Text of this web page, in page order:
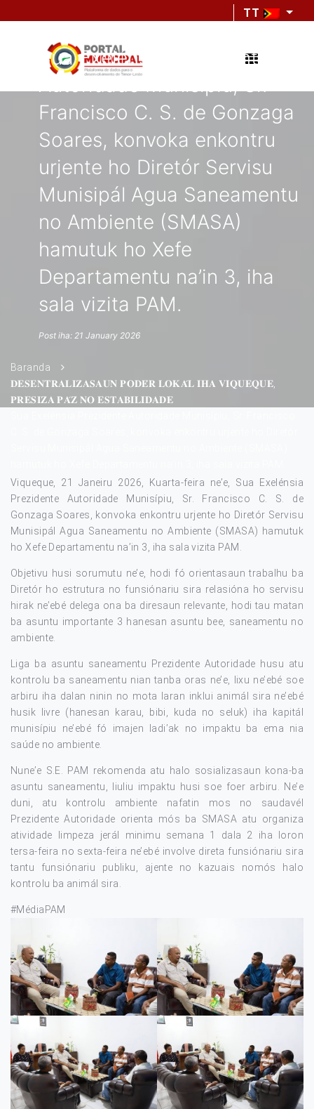
TT
Sua Exelénsia Prezidente
Francisco C. S. de Gonzaga
Soares, konvoka enkontru
urjente ho Diretór Servisu
Munisipál Agua Saneamentu
no Ambiente (SMASA)
hamutuk ho Xefe
Departamentu na’in 3, iha
sala vizita PAM.
Post iha: 21 January 2026
Baranda
𝐃𝐄𝐒𝐄𝐍𝐓𝐑𝐀𝐋𝐈𝐙𝐀𝐒𝐀𝐔𝐍 𝐏𝐎𝐃𝐄́𝐑 𝐋𝐎𝐊𝐀́𝐋 𝐈𝐇𝐀 𝐕𝐈𝐐𝐔𝐄𝐐𝐔𝐄,
𝐏𝐑𝐄𝐒𝐈𝐙𝐀 𝐏𝐀́𝐙 𝐍𝐎 𝐄𝐒𝐓𝐀𝐁𝐈𝐋𝐈𝐃𝐀𝐃𝐄
Viqueque, 21 Janeiru 2026, Kuarta-feira ne’e, Sua Exelénsia
Prezidente Autoridade Munisípiu, Sr. Francisco C. S. de
Gonzaga Soares, konvoka enkontru urjente ho Diretór Servisu
Munisipál Agua Saneamentu no Ambiente (SMASA) hamutuk
ho Xefe Departamentu na’in 3, iha sala vizita PAM.
Objetivu husi sorumutu ne’e, hodi fó orientasaun trabalhu ba
Diretór ho estrutura no funsiónariu sira relasióna ho servisu
hirak ne’ebé delega ona ba diresaun relevante, hodi tau matan
ba asuntu importante 3 hanesan asuntu bee, saneamentu no
ambiente.
Liga ba asuntu saneamentu Prezidente Autoridade husu atu
kontrolu ba saneamentu nian tanba oras ne’e, lixu ne’ebé soe
arbiru iha dalan ninin no mota laran inklui animál sira ne’ebé
husik livre (hanesan karau, bibi, kuda no seluk) iha kapitál
munisípiu ne’ebé fó imajen ladi’ak no impaktu ba ema nia
saúde no ambiente.
Nune’e S.E. PAM rekomenda atu halo sosializasaun kona-ba
asuntu saneamentu, liuliu impaktu husi soe foer arbiru. Ne’e
duni, atu kontrolu ambiente nafatin mos no saudavél
Prezidente Autoridade orienta mós ba SMASA atu organiza
atividade limpeza jerál minimu semana 1 dala 2 iha loron
tersa-feira no sexta-feira ne’ebé involve direta funsiónariu sira
tantu funsiónariu publiku, ajente no kazuais nomós halo
kontrolu ba animál sira.
#MédiaPAM